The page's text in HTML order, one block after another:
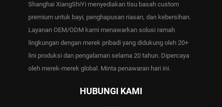
Shanghai XiangShiYi menyediakan tisu basah custom
premium untuk bayi, penghapusan riasan, dan kebersihan.
Layanan OEM/ODM kami menawarkan solusi ramah
lingkungan dengan merek pribadi yang didukung oleh 20+
lini produksi dan pengalaman selama 20 tahun. Dipercaya
oleh merek-merek global. Minta penawaran hari ini.
HUBUNGI KAMI